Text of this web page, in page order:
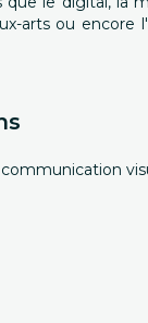
arts ou encore